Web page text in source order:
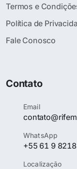
Termos e
Política de
Fale Conosco
Contato
Email
WhatsApp
+55 61 9
Localização